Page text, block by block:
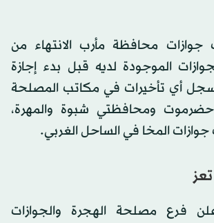
محافظة مأرب الانتهاء من
الموجودة لديه قبل بدء إجازة
تُسجل أي تأخيرات في مكاتب المصلحة
ومحافظتي شبوة والمهرة،
المخا في الساحل الغربي.
فرع مصلحة الهجرة والجوازات